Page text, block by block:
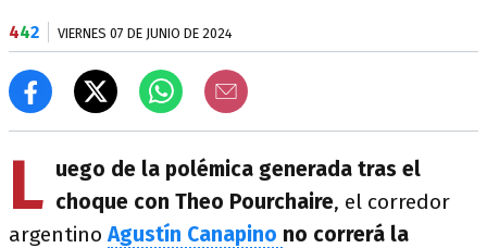
442 VIERNES 07 DE JUNIO DE 2024
L uego de la polémica generada tras el
choque con Theo Pourchaire, el corredor
argentinoAgustín Canapino no correrá la